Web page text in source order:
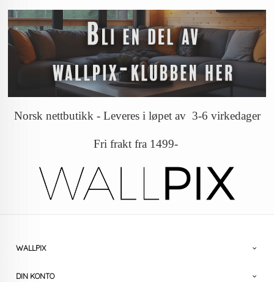
Norsk nettbutikk - Leveres i løpet av 3-6 virkedager
Fri frakt fra 1499-
WALLPIX
DIN KONTO